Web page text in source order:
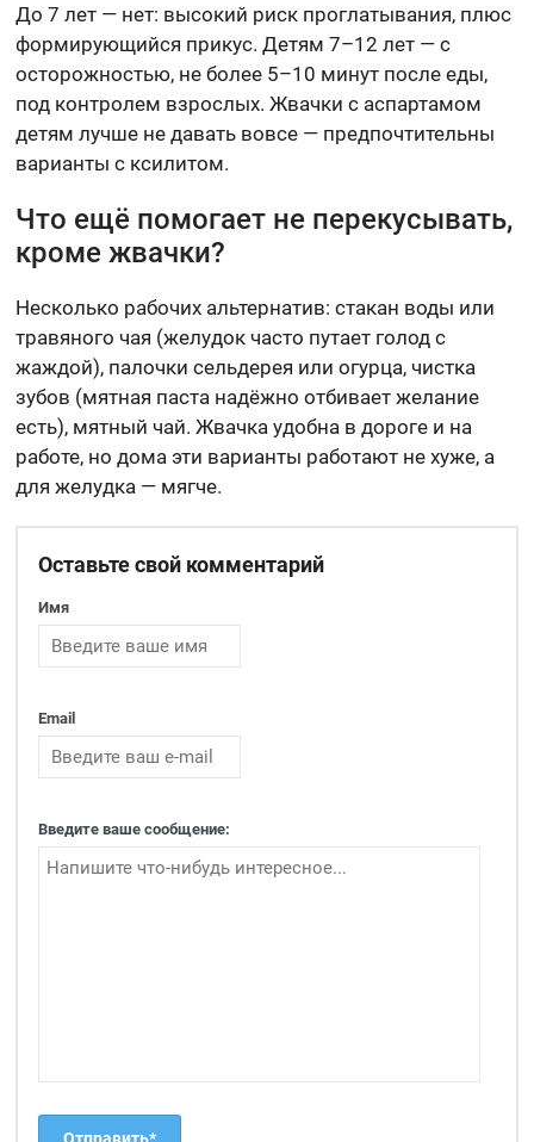
До 7 лет — нет: высокий риск проглатывания, плюс
формирующийся прикус. Детям 7–12 лет — с
осторожностью, не более 5–10 минут после еды,
под контролем взрослых. Жвачки с аспартамом
детям лучше не давать вовсе — предпочтительны
варианты с ксилитом.
Что ещё помогает не перекусывать,
кроме жвачки?
Несколько рабочих альтернатив: стакан воды или
травяного чая (желудок часто путает голод с
жаждой), палочки сельдерея или огурца, чистка
зубов (мятная паста надёжно отбивает желание
есть), мятный чай. Жвачка удобна в дороге и на
работе, но дома эти варианты работают не хуже, а
для желудка — мягче.
Оставьте свой комментарий
Имя
Email
Введите ваше сообщение: